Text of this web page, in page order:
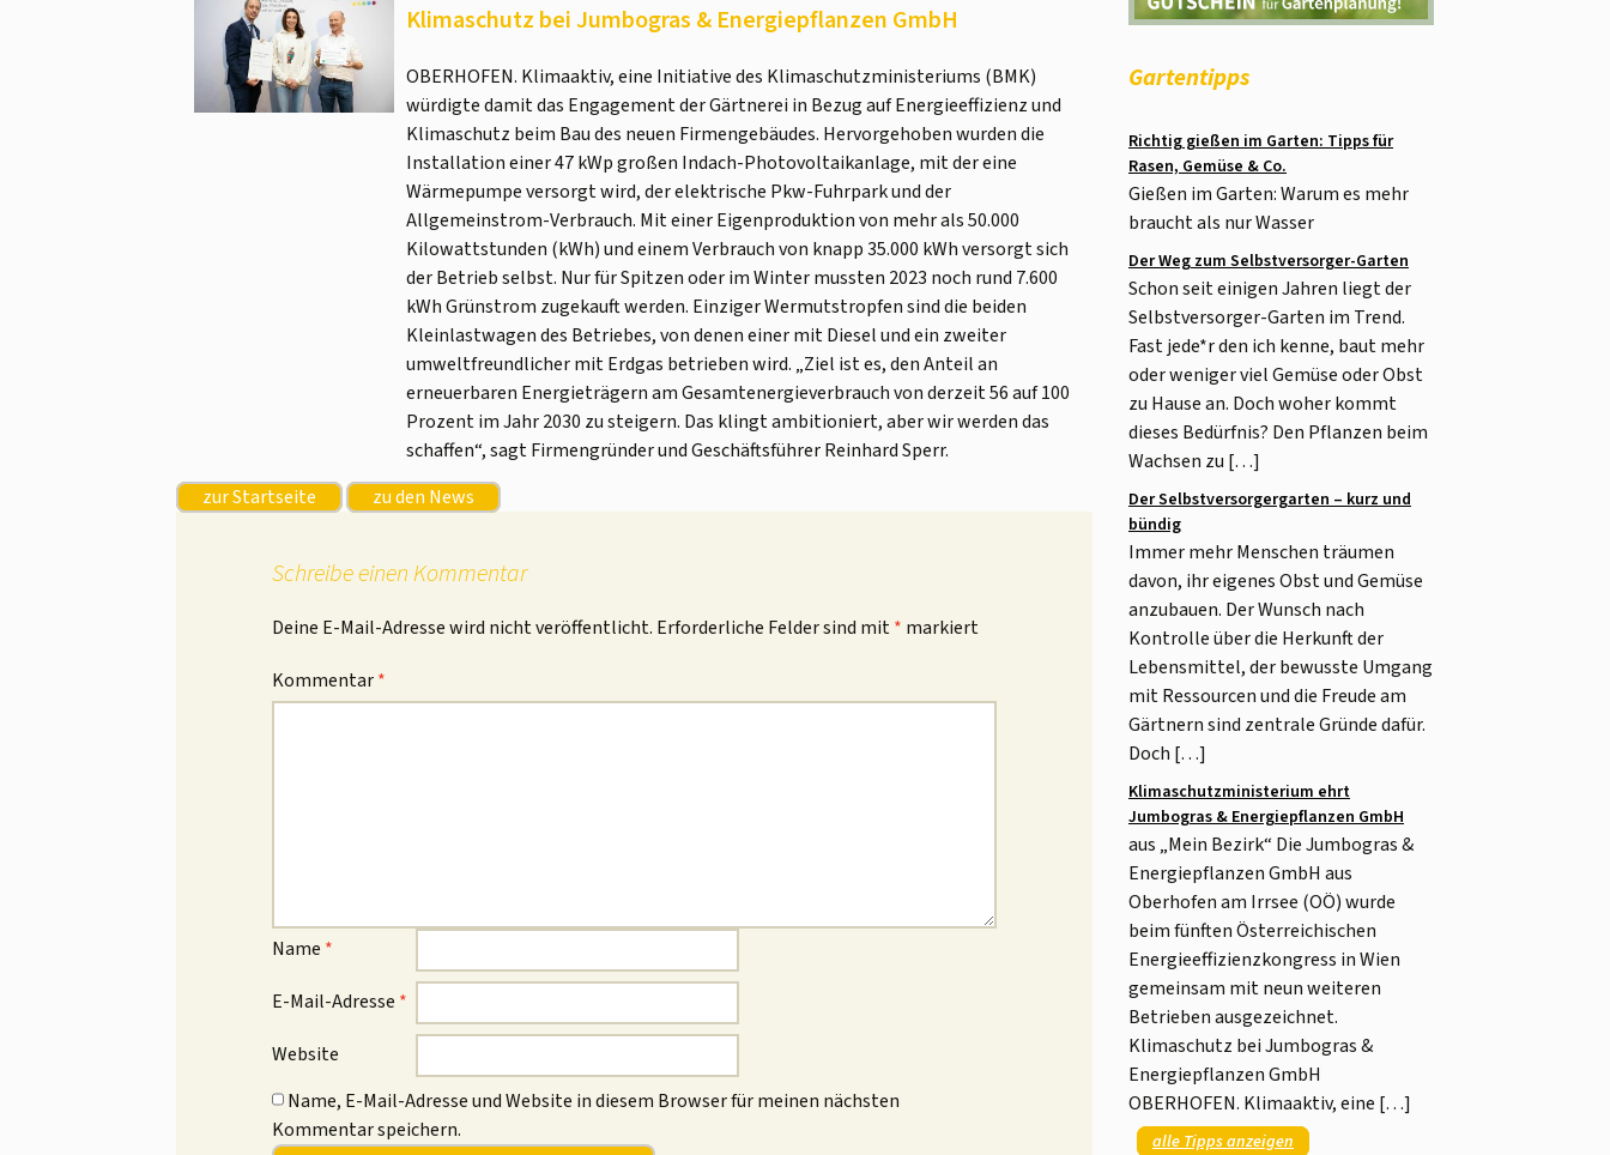
Klimaschutz bei Jumbogras & Energiepflanzen GmbH
OBERHOFEN. Klimaaktiv, eine Initiative des Klimaschutzministeriums (BMK)
würdigte damit das Engagement der Gärtnerei in Bezug auf Energieeffizienz und
Klimaschutz beim Bau des neuen Firmengebäudes. Hervorgehoben wurden die
Installation einer 47 kWp großen Indach-Photovoltaikanlage, mit der eine
Wärmepumpe versorgt wird, der elektrische Pkw-Fuhrpark und der
Allgemeinstrom-Verbrauch. Mit einer Eigenproduktion von mehr als 50.000
Kilowattstunden (kWh) und einem Verbrauch von knapp 35.000 kWh versorgt sich
der Betrieb selbst. Nur für Spitzen oder im Winter mussten 2023 noch rund 7.600
kWh Grünstrom zugekauft werden. Einziger Wermutstropfen sind die beiden
Kleinlastwagen des Betriebes, von denen einer mit Diesel und ein zweiter
umweltfreundlicher mit Erdgas betrieben wird. „Ziel ist es, den Anteil an
erneuerbaren Energieträgern am Gesamtenergieverbrauch von derzeit 56 auf 100
Prozent im Jahr 2030 zu steigern. Das klingt ambitioniert, aber wir werden das
schaffen“, sagt Firmengründer und Geschäftsführer Reinhard Sperr.
zur Startseite
zu den News
Schreibe einen Kommentar
Deine E-Mail-Adresse wird nicht veröffentlicht. Erforderliche Felder sind mit* markiert
Kommentar*
Name *
E-Mail-Adresse *
Website
Name, E-Mail-Adresse und Website in diesem Browser für meinen nächsten
Kommentar speichern.
Gartentipps
Richtig gießen im Garten: Tipps für
Rasen, Gemüse & Co.
Gießen im Garten: Warum es mehr
braucht als nur Wasser
Der Weg zum Selbstversorger-Garten
Schon seit einigen Jahren liegt der
Selbstversorger-Garten im Trend.
Fast jede*r den ich kenne, baut mehr
oder weniger viel Gemüse oder Obst
zu Hause an. Doch woher kommt
dieses Bedürfnis? Den Pflanzen beim
Wachsen zu […]
Der Selbstversorgergarten – kurz und
bündig
Immer mehr Menschen träumen
davon, ihr eigenes Obst und Gemüse
anzubauen. Der Wunsch nach
Kontrolle über die Herkunft der
Lebensmittel, der bewusste Umgang
mit Ressourcen und die Freude am
Gärtnern sind zentrale Gründe dafür.
Doch […]
Klimaschutzministerium ehrt
Jumbogras & Energiepflanzen GmbH
aus „Mein Bezirk“ Die Jumbogras &
Energiepflanzen GmbH aus
Oberhofen am Irrsee (OÖ) wurde
beim fünften Österreichischen
Energieeffizienzkongress in Wien
gemeinsam mit neun weiteren
Betrieben ausgezeichnet.
Klimaschutz bei Jumbogras &
Energiepflanzen GmbH
OBERHOFEN. Klimaaktiv, eine […]
alle Tipps anzeigen